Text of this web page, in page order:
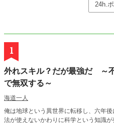
1
外れスキル？だが最強だ ～
で無双する～
海道一人
俺は地球という異世界に転移し、六年後に元
法が使えないかわりに科学という知識が発展していた。